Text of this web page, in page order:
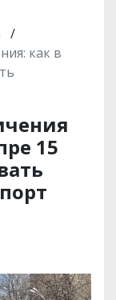
/
как в
15